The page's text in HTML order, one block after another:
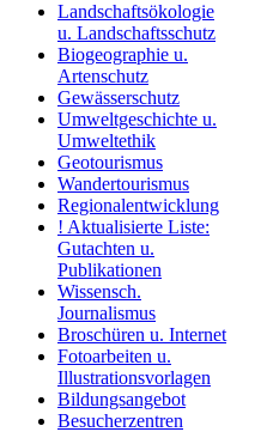
Landschaftsökologie
u. Landschaftsschutz
Biogeographie u.
Artenschutz
Gewässerschutz
Umweltgeschichte u.
Umweltethik
Geotourismus
Wandertourismus
Regionalentwicklung
! Aktualisierte Liste:
Gutachten u.
Publikationen
Wissensch.
Journalismus
Broschüren u. Internet
Fotoarbeiten u.
Illustrationsvorlagen
Bildungsangebot
Besucherzentren